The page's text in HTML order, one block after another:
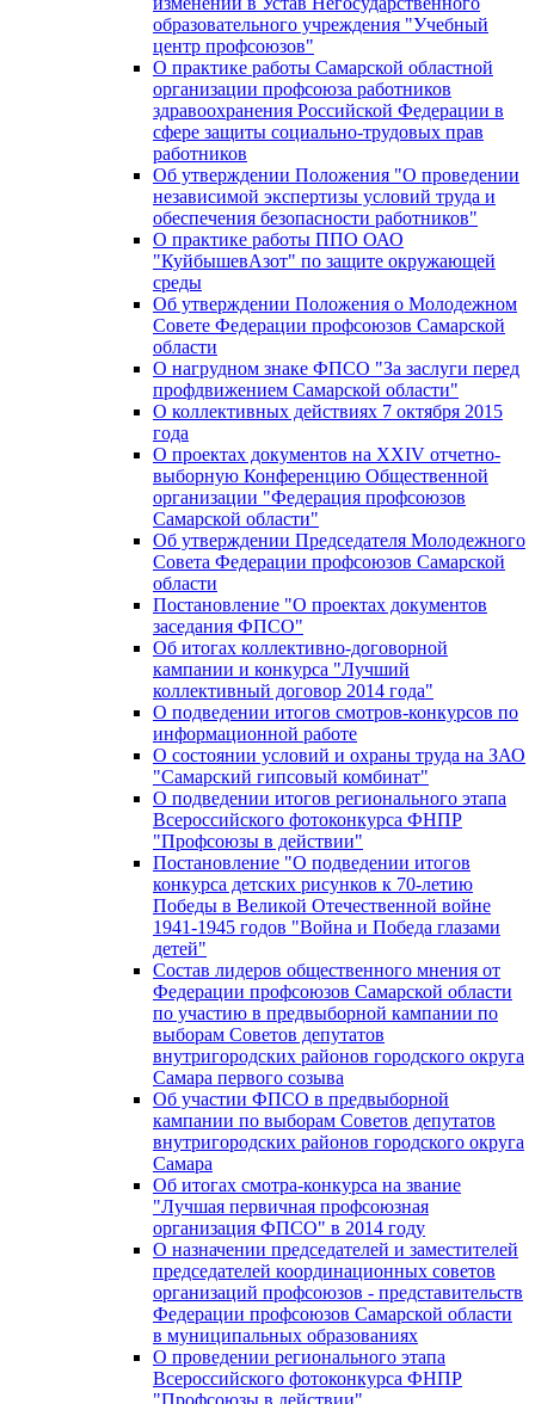
образовательного учреждения "Учебный
центр профсоюзов"
О практике работы Самарской областной
организации профсоюза работников
здравоохранения Российской Федерации в
сфере защиты социально-трудовых прав
работников
Об утверждении Положения "О проведении
независимой экспертизы условий труда и
обеспечения безопасности работников"
О практике работы ППО ОАО
"КуйбышевАзот" по защите окружающей
среды
Об утверждении Положения о Молодежном
Совете Федерации профсоюзов Самарской
области
О нагрудном знаке ФПСО "За заслуги перед
профдвижением Самарской области"
О коллективных действиях 7 октября 2015
года
О проектах документов на XXIV отчетно-
выборную Конференцию Общественной
организации "Федерация профсоюзов
Самарской области"
Об утверждении Председателя Молодежного
Совета Федерации профсоюзов Самарской
области
Постановление "О проектах документов
заседания ФПСО"
Об итогах коллективно-договорной
кампании и конкурса "Лучший
коллективный договор 2014 года"
О подведении итогов смотров-конкурсов по
информационной работе
О состоянии условий и охраны труда на ЗАО
"Самарский гипсовый комбинат"
О подведении итогов регионального этапа
Всероссийского фотоконкурса ФНПР
"Профсоюзы в действии"
Постановление "О подведении итогов
конкурса детских рисунков к 70-летию
Победы в Великой Отечественной войне
1941-1945 годов "Война и Победа глазами
детей"
Состав лидеров общественного мнения от
Федерации профсоюзов Самарской области
по участию в предвыборной кампании по
выборам Советов депутатов
внутригородских районов городского округа
Самара первого созыва
Об участии ФПСО в предвыборной
кампании по выборам Советов депутатов
внутригородских районов городского округа
Самара
Об итогах смотра-конкурса на звание
"Лучшая первичная профсоюзная
организация ФПСО" в 2014 году
О назначении председателей и заместителей
председателей координационных советов
организаций профсоюзов - представительств
Федерации профсоюзов Самарской области
в муниципальных образованиях
О проведении регионального этапа
Всероссийского фотоконкурса ФНПР
"Профсоюзы в действии"